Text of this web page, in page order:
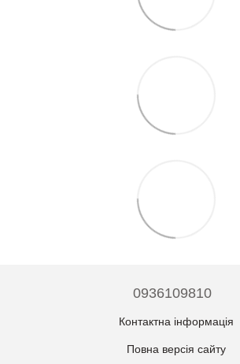
0936109810
Контактна інформація
Повна версія сайту